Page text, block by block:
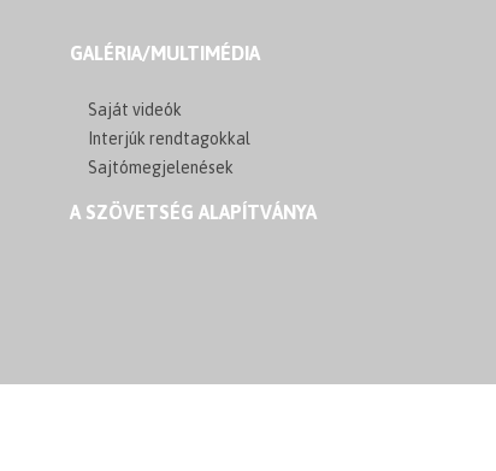
GALÉRIA/MULTIMÉDIA
Saját videók
Interjúk rendtagokkal
Sajtómegjelenések
A SZÖVETSÉG ALAPÍTVÁNYA